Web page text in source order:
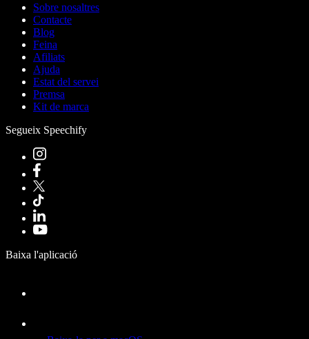
Sobre nosaltres
Contacte
Blog
Feina
Afiliats
Ajuda
Estat del servei
Premsa
Kit de marca
Segueix Speechify
Baixa l'aplicació